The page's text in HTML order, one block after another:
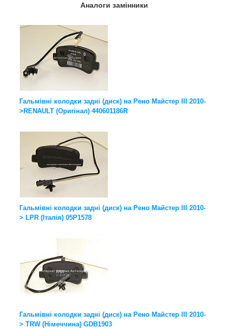
Аналоги замінники
Гальмівні колодки задні (диск) на Рено Майстер III 2010-
>RENAULT (Оригінал) 440601186R
Гальмівні колодки задні (диск) на Рено Майстер III 2010-
> LPR (Італія) 05P1578
Гальмівні колодки задні (диск) на Рено Майстер III 2010-
> TRW (Німеччина) GDB1903